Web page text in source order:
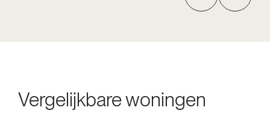
Vergelijkbare woningen